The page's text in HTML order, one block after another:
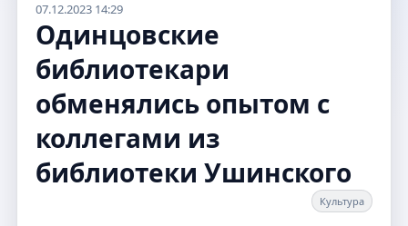
07.12.2023 14:29
Одинцовские
библиотекари
обменялись опытом с
коллегами из
библиотеки Ушинского
Культура